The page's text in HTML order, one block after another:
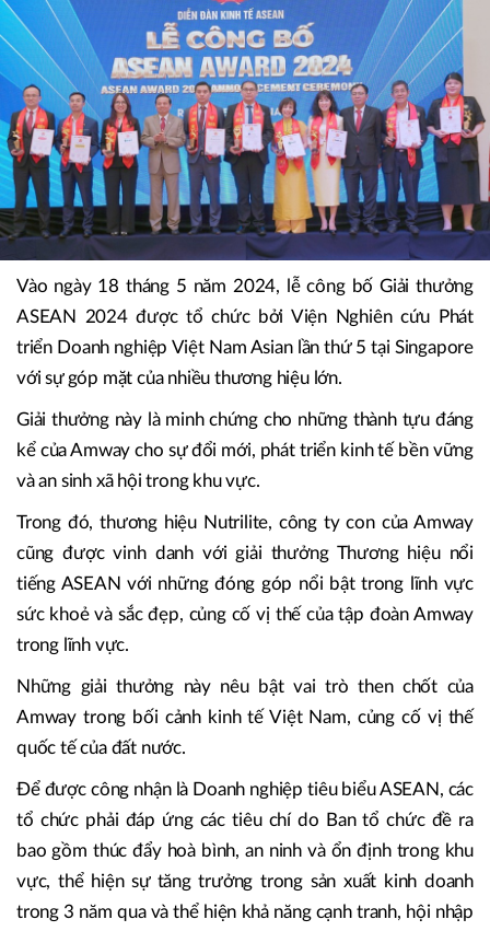
Vào ngày 18 tháng 5 năm 2024, lễ công bố Giải thưởng
ASEAN 2024 được tổ chức bởi Viện Nghiên cứu Phát
triển Doanh nghiệp Việt Nam Asian lần thứ 5 tại Singapore
với sự góp mặt của nhiều thương hiệu lớn.
Giải thưởng này là minh chứng cho những thành tựu đáng
kể của Amway cho sự đổi mới, phát triển kinh tế bền vững
và an sinh xã hội trong khu vực.
Trong đó, thương hiệu Nutrilite, công ty con của Amway
cũng được vinh danh với giải thưởng Thương hiệu nổi
tiếng ASEAN với những đóng góp nổi bật trong lĩnh vực
sức khoẻ và sắc đẹp, củng cố vị thế của tập đoàn Amway
trong lĩnh vực.
Những giải thưởng này nêu bật vai trò then chốt của
Amway trong bối cảnh kinh tế Việt Nam, củng cố vị thế
quốc tế của đất nước.
Để được công nhận là Doanh nghiệp tiêu biểu ASEAN, các
tổ chức phải đáp ứng các tiêu chí do Ban tổ chức đề ra
bao gồm thúc đẩy hoà bình, an ninh và ổn định trong khu
vực, thể hiện sự tăng trưởng trong sản xuất kinh doanh
trong 3 năm qua và thể hiện khả năng cạnh tranh, hội nhập